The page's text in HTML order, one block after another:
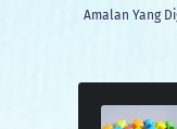
Amalan Yang